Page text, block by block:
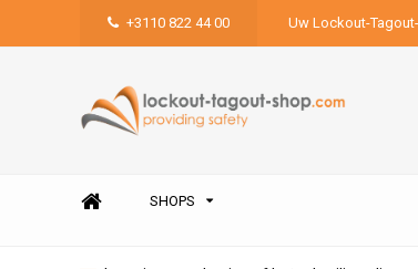
+3110 822 44 00 Uw Lockout-
SHOPS